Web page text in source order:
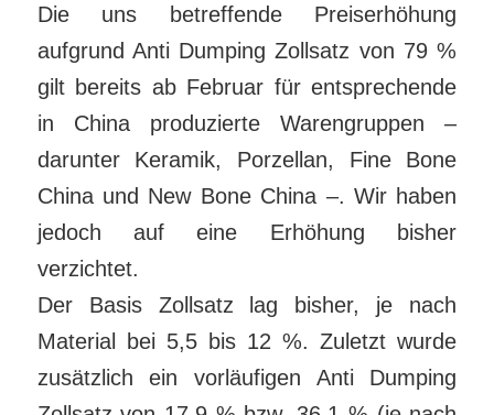
Die uns betreffende Preiserhöhung
aufgrund Anti Dumping Zollsatz von 79 %
gilt bereits ab Februar für entsprechende
in China produzierte Warengruppen –
darunter Keramik, Porzellan, Fine Bone
China und New Bone China –. Wir haben
jedoch auf eine Erhöhung bisher
verzichtet.
Der Basis Zollsatz lag bisher, je nach
Material bei 5,5 bis 12 %. Zuletzt wurde
zusätzlich ein vorläufigen Anti Dumping